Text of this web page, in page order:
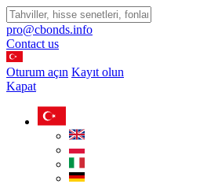
pro@cbonds.info
Contact us
Oturum açın Kayıt olun
Kapat